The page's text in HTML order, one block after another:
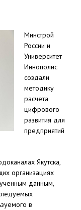
Минстрой
России и
Университет
Иннополис
создали
методику
расчета
цифрового
развития для
предприятий
Якутска,
организациях
данным,
в